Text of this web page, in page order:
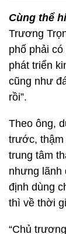
Cùng thể
Trương
phố phải
phát triển
cũng như
rồi”.
Theo ông,
trước, thậm
trung tâm
nhưng lãnh
định dùng
thì về thời
“Chủ